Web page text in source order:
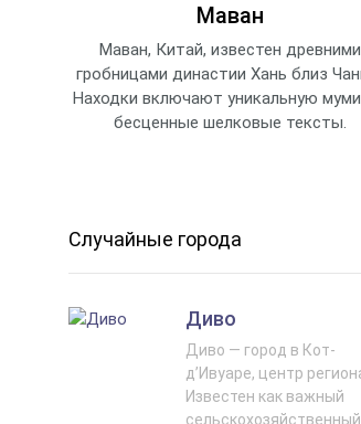
Маван
Маван, Китай, известен древними
гробницами династии Хань близ
Находки включают уникальную
бесценные шелковые тексты.
Случайные города
Диво
Диво — город в Кот-
д’Ивуаре, центр
Известен как важный